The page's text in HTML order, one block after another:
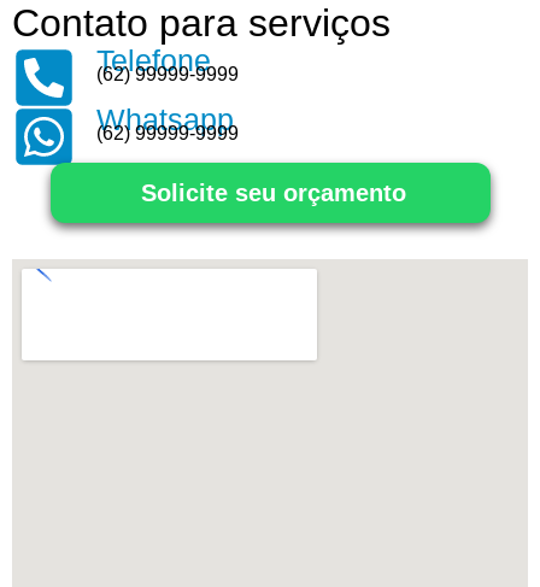
Contato para serviços
Telefone
(62) 99999-9999
Whatsapp
(62) 99999-9999
Solicite seu orçamento